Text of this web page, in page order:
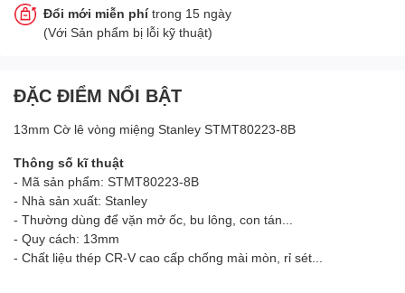
Đổi mới miễn phítrong 15 ngày
(Với Sản phẩm bị lỗi kỹ thuật)
ĐẶC ĐIỂM NỔI BẬT
13mm Cờ lê vòng miệng Stanley STMT80223-8B
Thông số kĩ thuật
- Mã sản phẩm: STMT80223-8B
- Nhà sản xuất: Stanley
- Thường dùng để vặn mở ốc, bu lông, con tán...
- Quy cách: 13mm
- Chất liệu thép CR-V cao cấp chống mài mòn, rỉ sét...